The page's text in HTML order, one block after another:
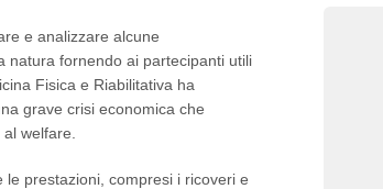
e analizzare alcune
natura fornendo ai partecipanti utili
Fisica e Riabilitativa ha
grave crisi economica che
welfare.
le prestazioni, compresi i ricoveri e